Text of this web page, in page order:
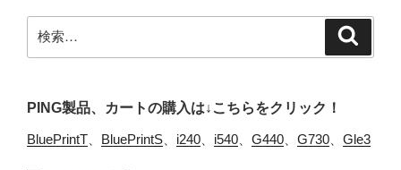
索:
PING製品、カートの購入は↓こちらをクリック！
BluePrintT BluePrintS i240 i540 G440 G730 Gle3